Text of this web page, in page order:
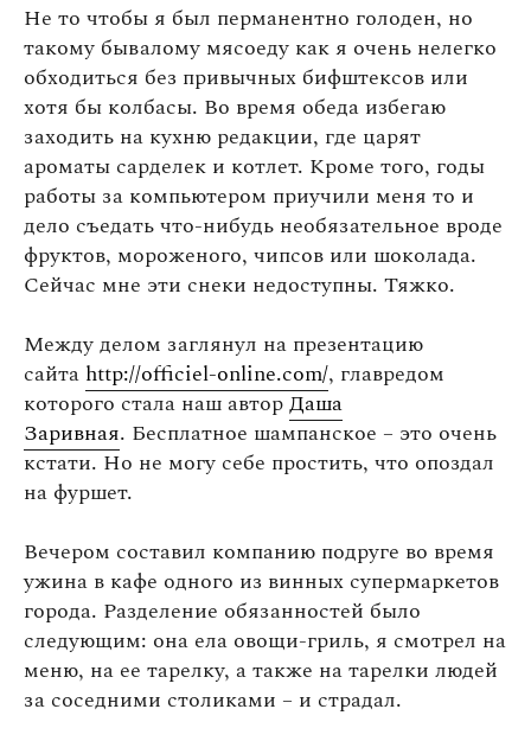
Не то чтобы я был перманентно голоден, но
такому бывалому мясоеду как я очень нелегко
обходиться без привычных бифштексов или
хотя бы колбасы. Во время обеда избегаю
заходить на кухню редакции, где царят
ароматы сарделек и котлет. Кроме того, годы
работы за компьютером приучили меня то и
дело съедать что-нибудь необязательное вроде
фруктов, мороженого, чипсов или шоколада.
Сейчас мне эти снеки недоступны. Тяжко.
Между делом заглянул на презентацию
сайта http://officiel-online.com/, главредом
которого стала наш авторДаша
Заривная. Бесплатное шампанское – это очень
кстати. Но не могу себе простить, что опоздал
на фуршет.
Вечером составил компанию подруге во время
ужина в кафе одного из винных супермаркетов
города. Разделение обязанностей было
следующим: она ела овощи-гриль, я смотрел на
меню, на ее тарелку, а также на тарелки людей
за соседними столиками – и страдал.